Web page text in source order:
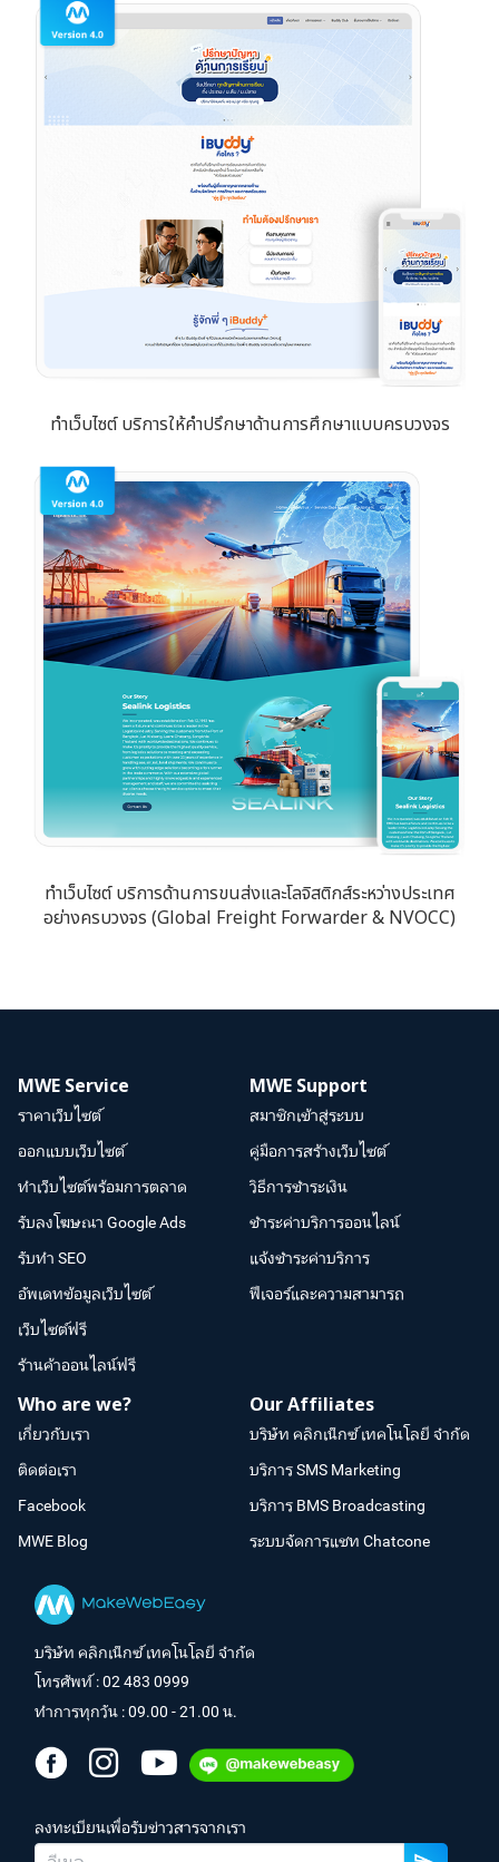
ทำเว็บไซต์ บริการให้คำปรึกษาด้านการศึกษาแบบครบวงจร
ทำเว็บไซต์ บริการด้านการขนส่งและโลจิสติกส์ระหว่างประเทศ
อย่างครบวงจร (Global Freight Forwarder & NVOCC)
MWE Service
ราคาเว็บไซต์
ออกแบบเว็บไซต์
ทำเว็บไซต์พร้อมการตลาด
รับลงโฆษณา Google Ads
รับทำ SEO
อัพเดทข้อมูลเว็บไซต์
เว็บไซต์ฟรี
ร้านค้าออนไลน์ฟรี
MWE Support
สมาชิกเข้าสู่ระบบ
คู่มือการสร้างเว็บไซต์
วิธีการชำระเงิน
ชำระค่าบริการออนไลน์
แจ้งชำระค่าบริการ
ฟีเจอร์และความสามารถ
Who are we?
เกี่ยวกับเรา
ติดต่อเรา
Facebook
MWE Blog
Our Affiliates
บริษัท คลิกเน็กซ์ เทคโนโลยี จำกัด
บริการ SMS Marketing
บริการ BMS Broadcasting
ระบบจัดการแชท Chatcone
บริษัท คลิกเน็กซ์ เทคโนโลยี จำกัด
โทรศัพท์ :02 483 0999
ทำการทุกวัน : 09.00 - 21.00 น.
ลงทะเบียนเพื่อรับข่าวสารจากเรา